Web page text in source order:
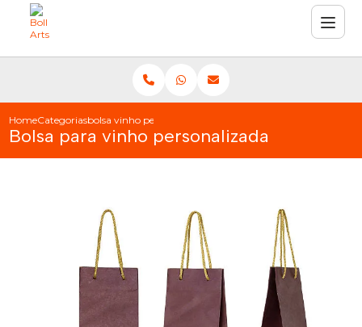
HomeCategoriasbolsa vinho personalizada
Bolsa para vinho personalizada